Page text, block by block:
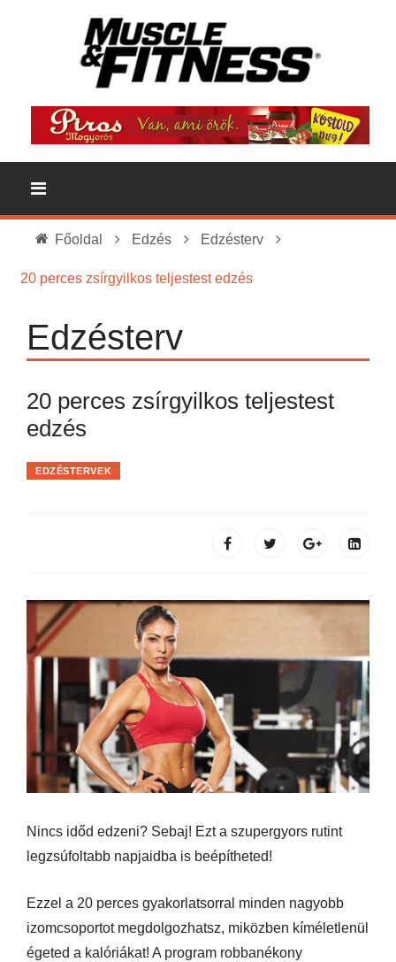
Főoldal Edzés Edzésterv
20 perces zsírgyilkos teljestest edzés
Edzésterv
20 perces zsírgyilkos teljestest
edzés
EDZÉSTERVEK
Nincs időd edzeni? Sebaj! Ezt a szupergyors rutint
legzsúfoltabb napjaidba is beépítheted!
Ezzel a 20 perces gyakorlatsorral minden nagyobb
izomcsoportot megdolgozhatsz, miközben kíméletlenül
égeted a kalóriákat! A program robbanékony